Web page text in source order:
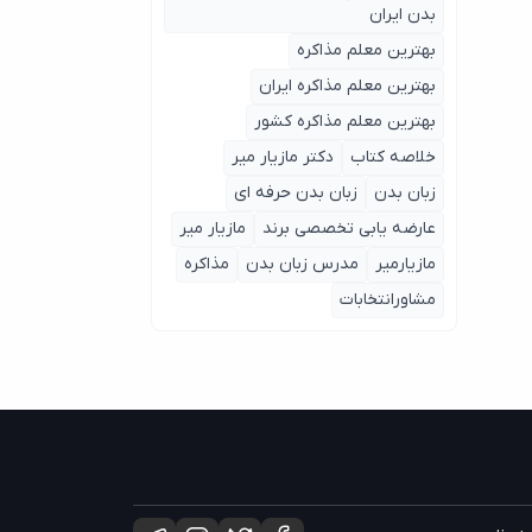
بدن ایران
بهترین معلم مذاکره
بهترین معلم مذاکره ایران
بهترین معلم مذاکره کشور
خلاصه کتاب
دکتر مازیار میر
زبان بدن
زبان بدن حرفه ای
عارضه یابی تخصصی برند
مازیار میر
مازیارمیر
مدرس زبان بدن
مذاکره
مشاورانتخابات